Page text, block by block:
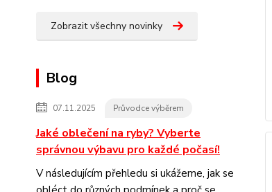
Zobrazit všechny novinky
Blog
07.11.2025 Průvodce výběrem
Jaké oblečení na ryby? Vyberte
správnou výbavu pro každé počasí!
V následujícím přehledu si ukážeme, jak se